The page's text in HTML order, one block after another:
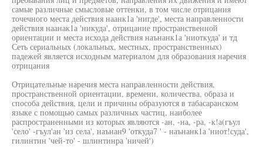
самые различные смысловые оттенки, в том числе отрицания
точечного места действия наанк1а 'нигде', места направленности
действия наанак1а 'никуда', отрицание пространственной
ориентации и места исхода действия наънанк1а 'ниоткуда' и тд
Сеть сериальных (локальных, местных, пространственных)
падежей является исходным материалом для образования наречия
отрицания
Отрицательные наречия места направленности действия,
пространственной ориентации, времени, количества, образа и
способа действия, цели и причины образуются в табасаранском
языке с помощью самых различных частиц, наиболее
распространенными из которых являются -ан, -на, -ра, -к!а(гъул
'село' -гъул'ан 'из села', наънан9 'откуда7 ' - наънанк1а 'ниот!суда',
гилинтин 'чей-то' - шлинтинра 'ничей')